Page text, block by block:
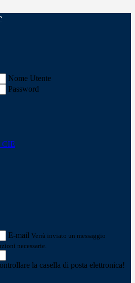
Nome Utente
Password
CIE
E-mail Verrà inviato un messaggio
necessarie.
la casella di posta elettronica!